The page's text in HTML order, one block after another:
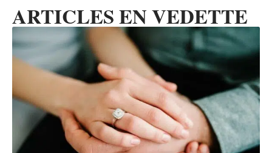
ARTICLES EN VEDETTE